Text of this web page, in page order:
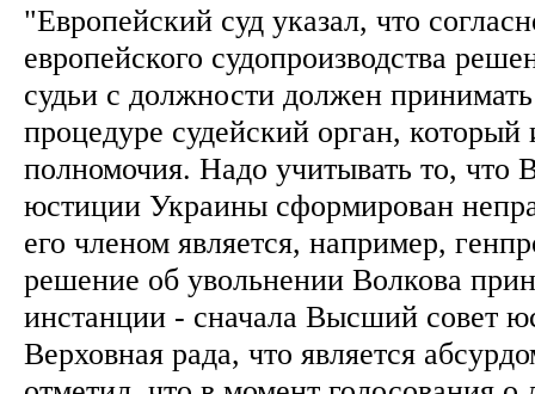
"Европейский суд указал, что
европейского судопроизводства
судьи с должности должен
процедуре судейский орган, который
полномочия. Надо учитывать то, что
юстиции Украины сформирован
его членом является, например,
решение об увольнении Волкова
инстанции - сначала Высший совет
Верховная рада, что является